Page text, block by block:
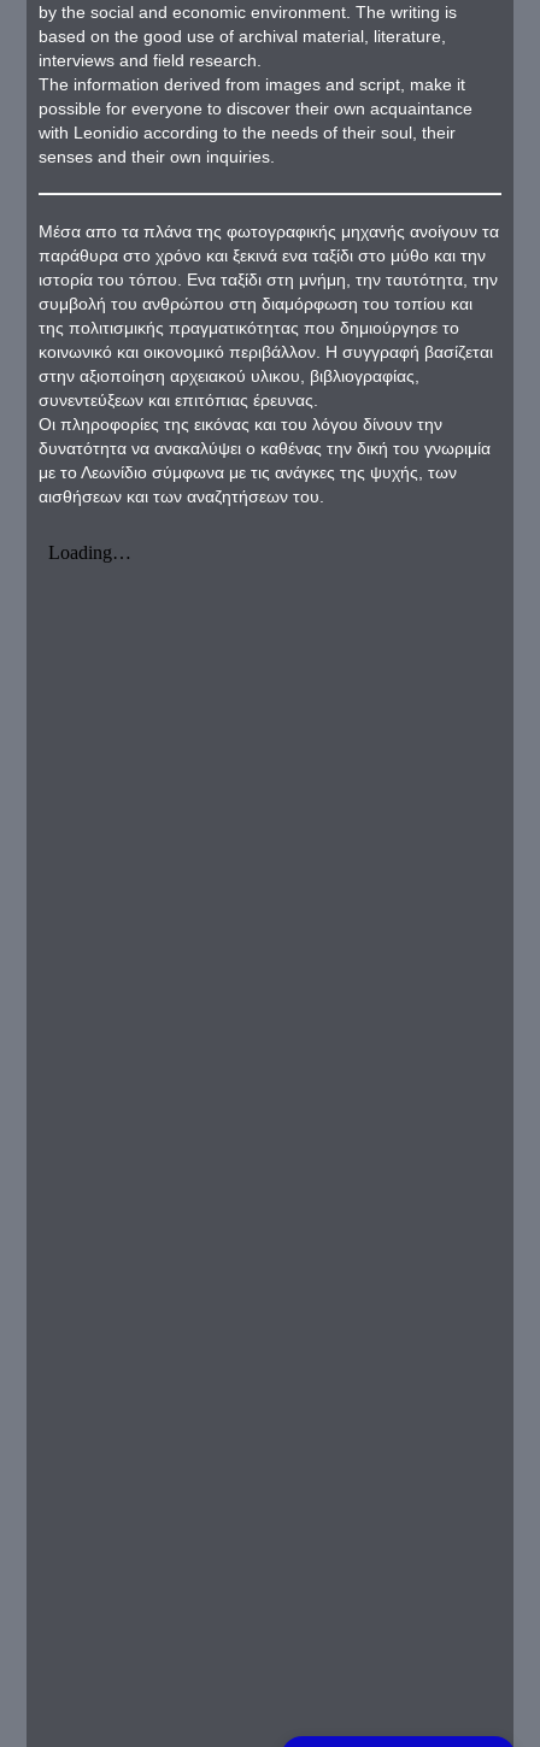
by the social and economic environment. The writing is
based on the good use of archival material, literature,
interviews and field research.
The information derived from images and script, make it
possible for everyone to discover their own acquaintance
with Leonidio according to the needs of their soul, their
senses and their own inquiries.
Μέσα απο τα πλάνα της φωτογραφικής μηχανής ανοίγουν τα
παράθυρα στο χρόνο και ξεκινά ενα ταξίδι στο μύθο και την
ιστορία του τόπου. Ενα ταξίδι στη μνήμη, την ταυτότητα, την
συμβολή του ανθρώπου στη διαμόρφωση του τοπίου και
της πολιτισμικής πραγματικότητας που δημιούργησε το
κοινωνικό και οικονομικό περιβάλλον. Η συγγραφή βασίζεται
στην αξιοποίηση αρχειακού υλικου, βιβλιογραφίας,
συνεντεύξεων και επιτόπιας έρευνας.
Οι πληροφορίες της εικόνας και του λόγου δίνουν την
δυνατότητα να ανακαλύψει ο καθένας την δική του γνωριμία
με το Λεωνίδιο σύμφωνα με τις ανάγκες της ψυχής, των
αισθήσεων και των αναζητήσεων του.